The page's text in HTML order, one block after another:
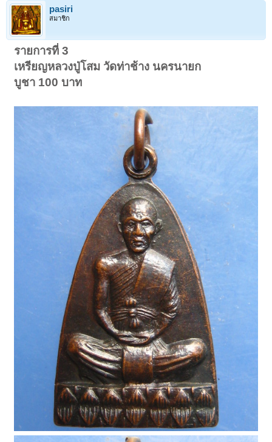
pasiri
สมาชิก
รายการที่ 3
เหรียญหลวงปู่โสม วัดท่าช้าง นครนายก
บูชา 100 บาท